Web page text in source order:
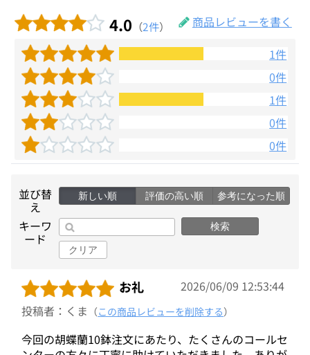
4.0 （2件）
商品レビューを書く
1件
0件
1件
0件
0件
並び替
え
新しい順 評価の高い順 参考になった順
キーワ
ード
検索
クリア
お礼
2026/06/09 12:53:44
投稿者：くま （この商品レビューを削除する）
今回の胡蝶蘭10鉢注文にあたり、たくさんのコールセ